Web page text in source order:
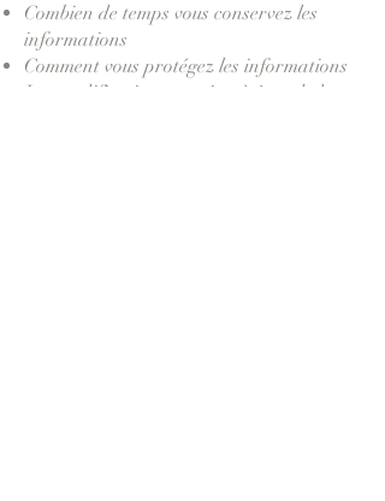
Combien de temps vous conservez les
informations
Comment vous protégez les informations
Les modifications ou mises à jour de la